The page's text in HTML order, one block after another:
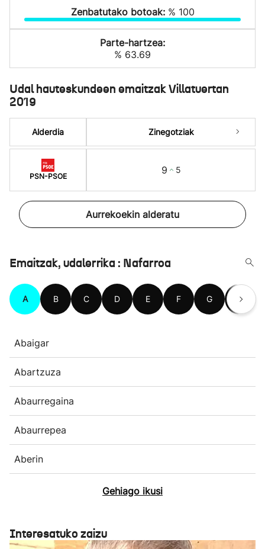
Zenbatutako botoak: % 100
Parte-hartzea:
% 63.69
Udal hauteskundeen emaitzak Villatuertan
2019
Alderdia
PSN-PSOE
Zinegotziak
9 5
Aurrekoekin alderatu
Emaitzak, udalerrika : Nafarroa
A B C D E F G H
Abaigar
Abartzuza
Abaurregaina
Abaurrepea
Aberin
Gehiago ikusi
Interesatuko zaizu